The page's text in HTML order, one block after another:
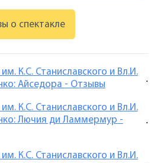
о спектакле
К.С. Станиславского и Вл.И.
Айседора - Отзывы
.
К.С. Станиславского и Вл.И.
Лючия ди Ламмермур -
.
К.С. Станиславского и Вл.И.